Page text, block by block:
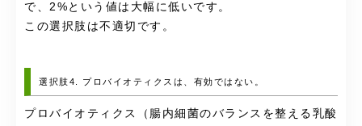
で、2%という値は大幅に低いです。
この選択肢は不適切です。
選択肢4. プロバイオティクスは、有効ではない。
プロバイオティクス（腸内細菌のバランスを整える乳酸